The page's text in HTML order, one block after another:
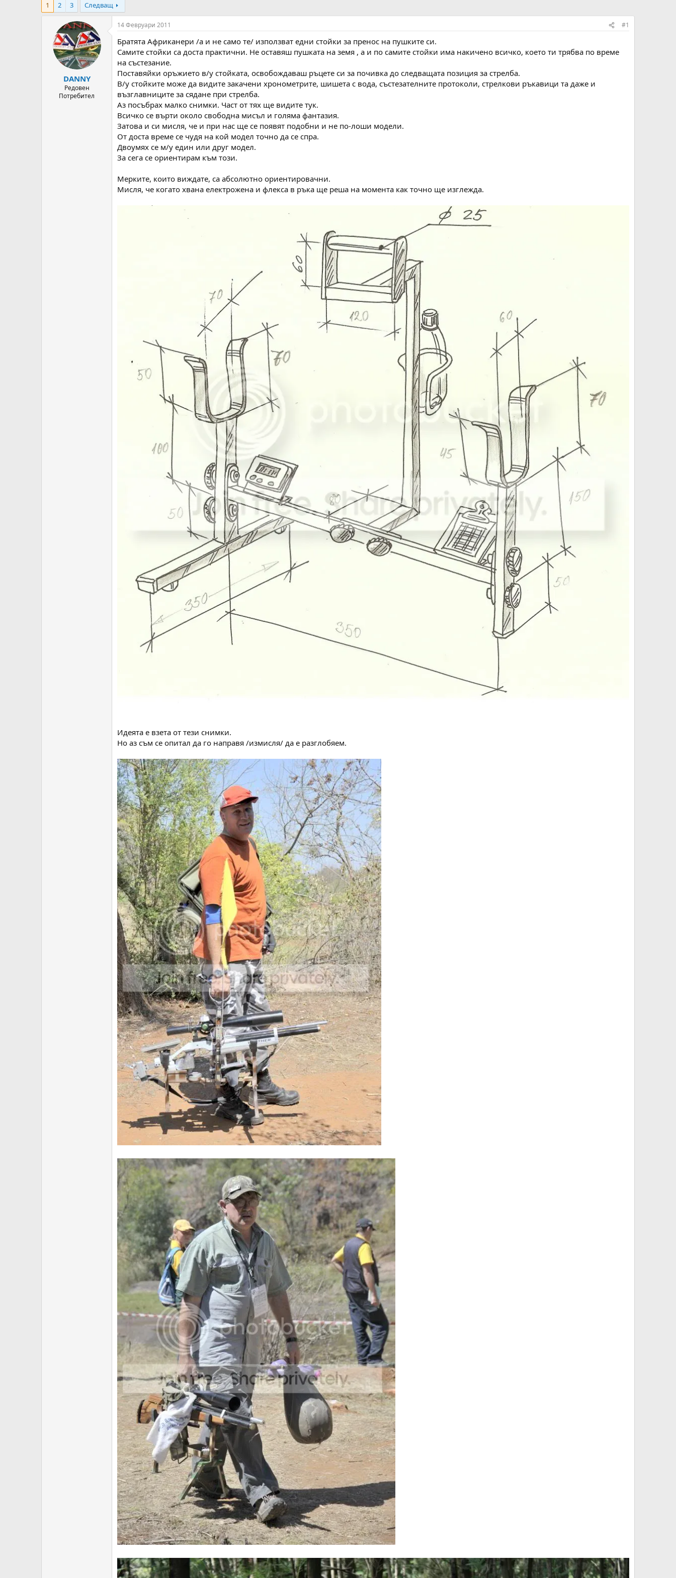
о
ч
а
л
н
а
Д
а
т
а
1 2 3 Следващ
DANNY
Редовен
Потребител
14 Февруари 2011 #1
Братята Африканери /а и не само те/ използват едни стойки за пренос на пушките си.
Самите стойки са доста практични. Не оставяш пушката на земя , а и по самите стойки има накичено всичко, което ти трябва по време
на състезание.
Поставяйки оръжието в/у стойката, освобождаваш ръцете си за почивка до следващата позиция за стрелба.
В/у стойките може да видите закачени хронометрите, шишета с вода, състезателните протоколи, стрелкови ръкавици та даже и
възглавниците за сядане при стрелба.
Аз посъбрах малко снимки. Част от тях ще видите тук.
Всичко се върти около свободна мисъл и голяма фантазия.
Затова и си мисля, че и при нас ще се появят подобни и не по-лоши модели.
От доста време се чудя на кой модел точно да се спра.
Двоумях се м/у един или друг модел.
За сега се ориентирам към този.
Мерките, които виждате, са абсолютно ориентировачни.
Мисля, че когато хвана електрожена и флекса в ръка ще реша на момента как точно ще изглежда.
Идеята е взета от тези снимки.
Но аз съм се опитал да го направя /измисля/ да е разглобяем.